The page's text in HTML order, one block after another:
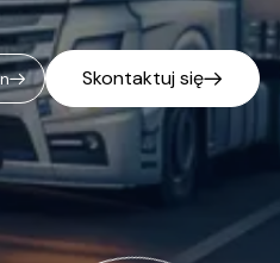
Skontaktuj się
Skontaktuj się
Skontaktuj się
Skontaktuj się